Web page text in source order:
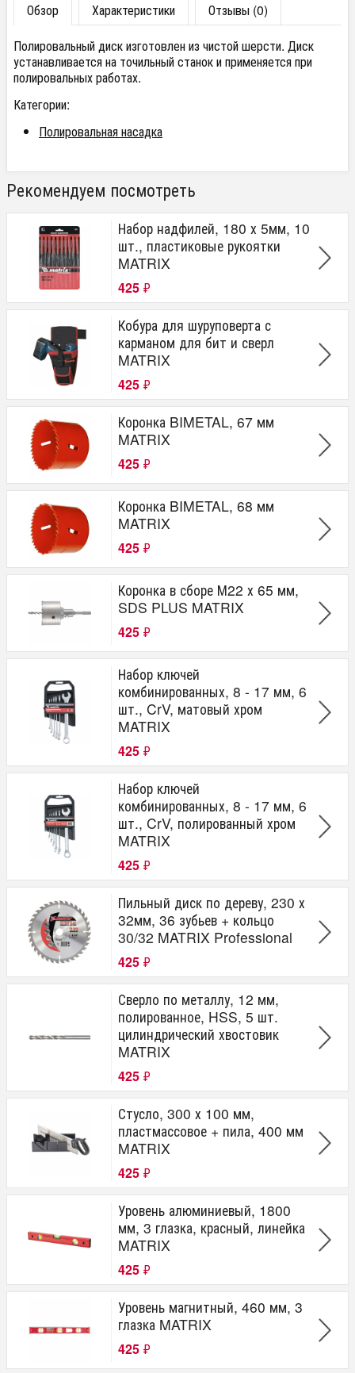
Обзор Характеристики
Отзывы (0)
Полировальный диск изготовлен из чистой шерсти. Диск
устанавливается на точильный станок и применяется при
полировальных работах.
Категории:
Полировальная насадка
Рекомендуем посмотреть
Набор надфилей, 180 х 5мм, 10
шт., пластиковые рукоятки
MATRIX
425 ₽
Кобура для шуруповерта с
карманом для бит и сверл
MATRIX
425 ₽
Коронка BIMETAL, 67 мм
MATRIX
425 ₽
Коронка BIMETAL, 68 мм
MATRIX
425 ₽
Коронка в сборе М22 х 65 мм,
SDS PLUS MATRIX
425 ₽
Набор ключей
комбинированных, 8 - 17 мм, 6
шт., CrV, матовый хром
MATRIX
425 ₽
Набор ключей
комбинированных, 8 - 17 мм, 6
шт., CrV, полированный хром
MATRIX
425 ₽
Пильный диск по дереву, 230 х
32мм, 36 зубьев + кольцо
30/32 MATRIX Professional
425 ₽
Сверло по металлу, 12 мм,
полированное, HSS, 5 шт.
цилиндрический хвостовик
MATRIX
425 ₽
Стусло, 300 х 100 мм,
пластмассовое + пила, 400 мм
MATRIX
425 ₽
Уровень алюминиевый, 1800
мм, 3 глазка, красный, линейка
MATRIX
425 ₽
Уровень магнитный, 460 мм, 3
глазка MATRIX
425 ₽